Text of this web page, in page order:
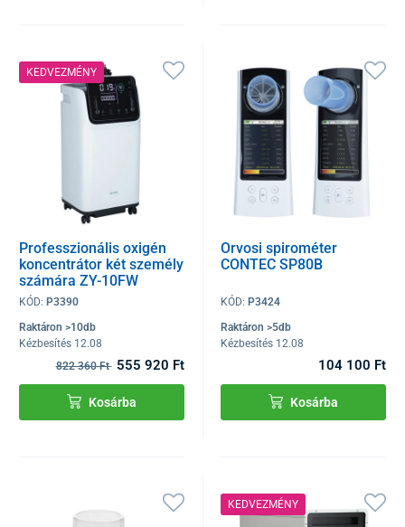
KEDVEZMÉNY
Professzionális oxigén
koncentrátor két személy
számára ZY-10FW
KÓD: P3390
Raktáron >10db
Kézbesítés 12.08
822 360 Ft 555 920 Ft
Kosárba
Orvosi spirométer
CONTEC SP80B
KÓD: P3424
Raktáron >5db
Kézbesítés 12.08
104 100 Ft
Kosárba
KEDVEZMÉNY